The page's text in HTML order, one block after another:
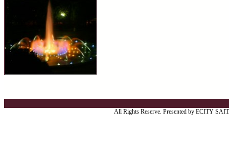
All Rights Reserve. Presented by ECITY